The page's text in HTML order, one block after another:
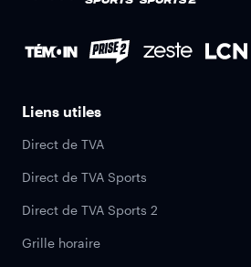
Liens utiles
Direct de TVA
Direct de TVA Sports
Direct de TVA Sports 2
Grille horaire